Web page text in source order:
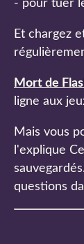
- pour tuer
Et chargez
Mort de
ligne aux
Mais vous
l'explique
questions